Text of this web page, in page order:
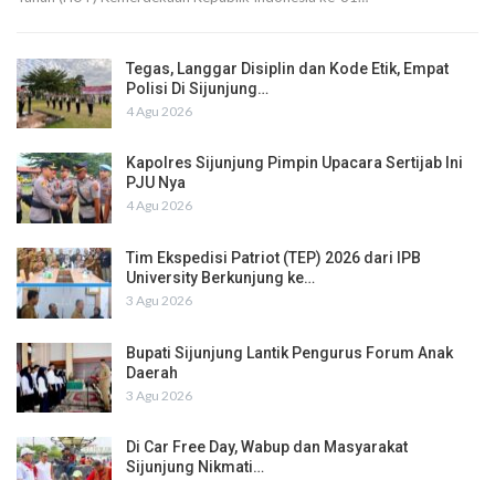
Tegas, Langgar Disiplin dan Kode Etik, Empat
Polisi Di Sijunjung…
4 Agu 2026
Kapolres Sijunjung Pimpin Upacara Sertijab Ini
PJU Nya
4 Agu 2026
Tim Ekspedisi Patriot (TEP) 2026 dari IPB
University Berkunjung ke…
3 Agu 2026
Bupati Sijunjung Lantik Pengurus Forum Anak
Daerah
3 Agu 2026
Di Car Free Day, Wabup dan Masyarakat
Sijunjung Nikmati…